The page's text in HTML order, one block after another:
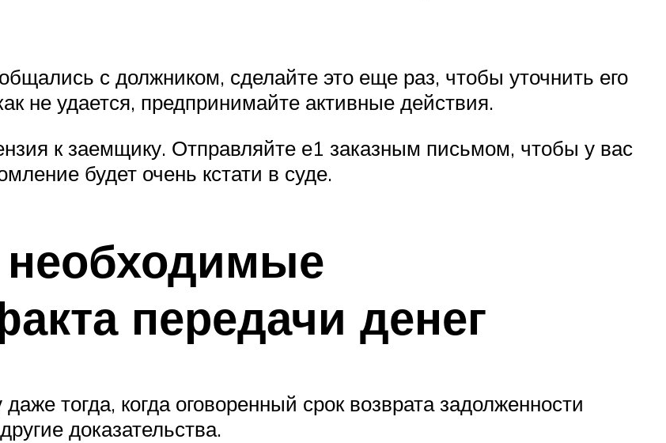
с должником, сделайте это еще раз, чтобы уточнить его
не удается, предпринимайте активные действия.
к заемщику. Отправляйте е1 заказным письмом, чтобы у вас
будет очень кстати в суде.
передачи денег
тогда, когда оговоренный срок возврата задолженности
доказательства.